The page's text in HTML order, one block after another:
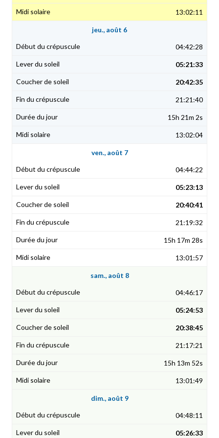
13:02:11
jeu., août 6
04:42:28
05:21:33
20:42:35
21:21:40
15h 21m 2s
13:02:04
ven., août 7
04:44:22
05:23:13
20:40:41
21:19:32
15h 17m 28s
13:01:57
sam., août 8
04:46:17
05:24:53
20:38:45
21:17:21
15h 13m 52s
13:01:49
dim., août 9
04:48:11
05:26:33